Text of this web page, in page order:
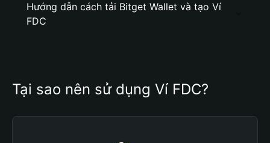
Hướng dẫn cách tải Bitget Wallet và tạo Ví
FDC
Tại sao nên sử dụng Ví FDC?